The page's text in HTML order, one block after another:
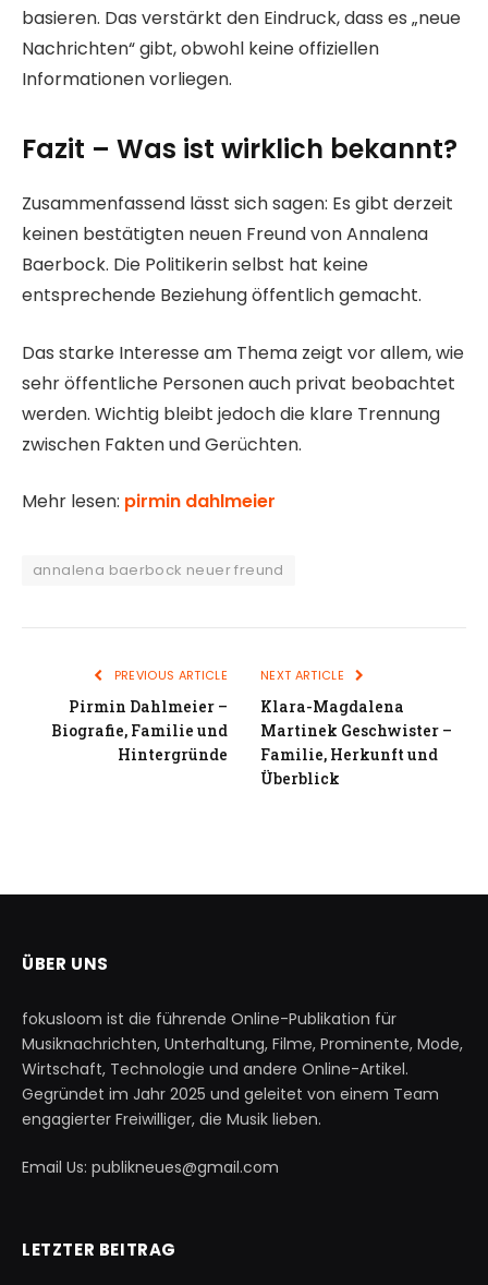
basieren. Das verstärkt den Eindruck, dass es „neue
Nachrichten“ gibt, obwohl keine offiziellen
Informationen vorliegen.
Fazit – Was ist wirklich bekannt?
Zusammenfassend lässt sich sagen: Es gibt derzeit
keinen bestätigten neuen Freund von Annalena
Baerbock. Die Politikerin selbst hat keine
entsprechende Beziehung öffentlich gemacht.
Das starke Interesse am Thema zeigt vor allem, wie
sehr öffentliche Personen auch privat beobachtet
werden. Wichtig bleibt jedoch die klare Trennung
zwischen Fakten und Gerüchten.
Mehr lesen: pirmin dahlmeier
annalena baerbock neuer freund
PREVIOUS ARTICLE
Pirmin Dahlmeier –
Biografie, Familie und
Hintergründe
NEXT ARTICLE
Klara-Magdalena
Martinek Geschwister –
Familie, Herkunft und
Überblick
ÜBER UNS
fokusloom ist die führende Online-Publikation für
Musiknachrichten, Unterhaltung, Filme, Prominente, Mode,
Wirtschaft, Technologie und andere Online-Artikel.
Gegründet im Jahr 2025 und geleitet von einem Team
engagierter Freiwilliger, die Musik lieben.
Email Us: publikneues@gmail.com
LETZTER BEITRAG